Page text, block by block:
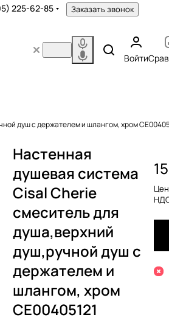
225-62-85 Заказать звонок
Войти
душ с держателем и шлангом, хром
Настенная
душевая система
Cisal Cherie
смеситель для
душа,верхний
душ,ручной душ с
держателем и
шлангом, хром
CE00405121